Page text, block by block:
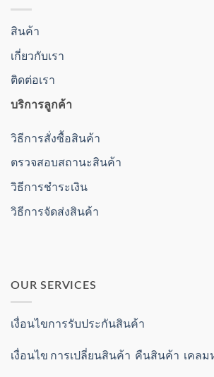
สินค้า
เกี่ยวกับเรา
ติดต่อเรา
บริการลูกค้า
วิธีการสั่งซื้อสินค้า
ตรวจสอบสถานะสินค้า
วิธีการชำระเงิน
วิธีการจัดส่งสินค้า
OUR SERVICES
เงื่อนไขการรับประกันสินค้า
เงื่อนไข การเปลี่ยนสินค้า คืนสินค้า เคล